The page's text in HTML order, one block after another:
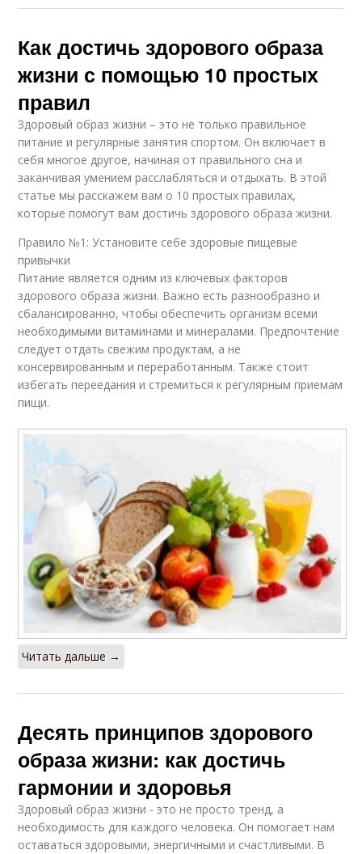
Как достичь здорового образа
жизни с помощью 10 простых
правил
Здоровый образ жизни – это не только правильное
питание и регулярные занятия спортом. Он включает в
себя многое другое, начиная от правильного сна и
заканчивая умением расслабляться и отдыхать. В этой
статье мы расскажем вам о 10 простых правилах,
которые помогут вам достичь здорового образа жизни.
Правило №1: Установите себе здоровые пищевые
привычки
Питание является одним из ключевых факторов
здорового образа жизни. Важно есть разнообразно и
сбалансированно, чтобы обеспечить организм всеми
необходимыми витаминами и минералами. Предпочтение
следует отдать свежим продуктам, а не
консервированным и переработанным. Также стоит
избегать переедания и стремиться к регулярным приемам
пищи.
Читать дальше →
Десять принципов здорового
образа жизни: как достичь
гармонии и здоровья
Здоровый образ жизни - это не просто тренд, а
необходимость для каждого человека. Он помогает нам
оставаться здоровыми, энергичными и счастливыми. В